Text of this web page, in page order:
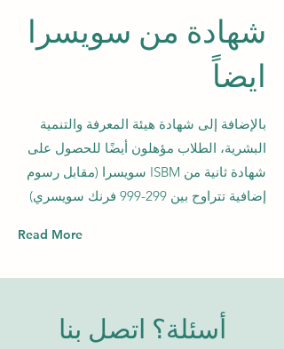
شهادة من سويسرا
ايضاً
بالإضافة إلى شهادة هيئة المعرفة والتنمية
البشرية، الطلاب مؤهلون أيضًا للحصول على
شهادة ثانية من ISBM سويسرا (مقابل رسوم
إضافية تتراوح بين 299-999 فرنك سويسري)
Read More
أسئلة؟ اتصل بنا